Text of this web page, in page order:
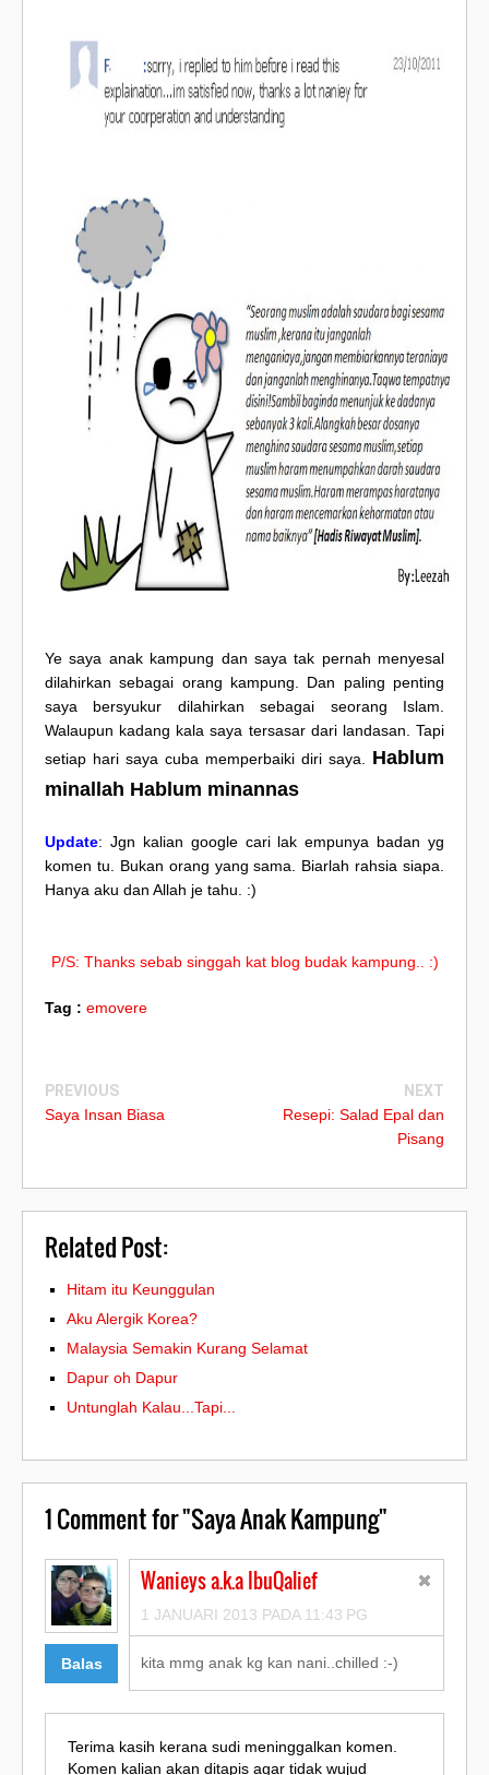
Ye saya anak kampung dan saya tak pernah menyesal
dilahirkan sebagai orang kampung. Dan paling penting
saya bersyukur dilahirkan sebagai seorang Islam.
Walaupun kadang kala saya tersasar dari landasan. Tapi
setiap hari saya cuba memperbaiki diri saya. Hablum
minallah Hablum minannas
Update: Jgn kalian google cari lak empunya badan yg
komen tu. Bukan orang yang sama. Biarlah rahsia siapa.
Hanya aku dan Allah je tahu. :)
P/S: Thanks sebab singgah kat blog budak kampung.. :)
Tag : emovere
PREVIOUS
Saya Insan Biasa
NEXT
Resepi: Salad Epal dan
Pisang
Related Post:
Hitam itu Keunggulan
Aku Alergik Korea?
Malaysia Semakin Kurang Selamat
Dapur oh Dapur
Untunglah Kalau...Tapi...
1Comment for "Saya Anak Kampung"
Balas
Wanieys a.k.a IbuQalief
1 JANUARI 2013 PADA 11:43 PG
kita mmg anak kg kan nani..chilled :-)
Terima kasih kerana sudi meninggalkan komen.
Komen kalian akan ditapis agar tidak wujud